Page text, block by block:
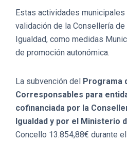
Estas actividades municipales
validación de la Consellería
Igualdad, como medidas
de promoción autonómica.
La subvención del Programa
Corresponsables para
cofinanciada por la
Igualdad y por el Ministerio
Concello 13.854,88€ durante